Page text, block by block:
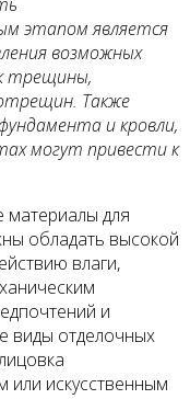
этапом является
возможных
трещины,
Также
и кровли,
могут привести к
материалы для
обладать высокой
влаги,
и
виды отделочных
или искусственным